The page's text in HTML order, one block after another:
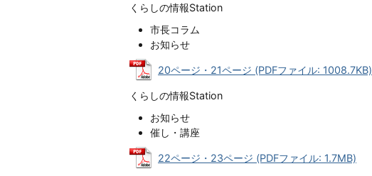
くらしの情報Station
市長コラム
お知らせ
20ページ・21ページ (PDFファイル: 1008.7KB)
くらしの情報Station
お知らせ
催し・講座
22ページ・23ページ (PDFファイル: 1.7MB)